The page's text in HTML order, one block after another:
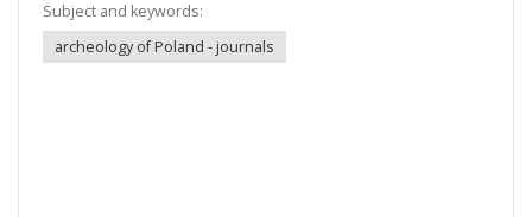
Subject and keywords:
archeology of Poland - journals